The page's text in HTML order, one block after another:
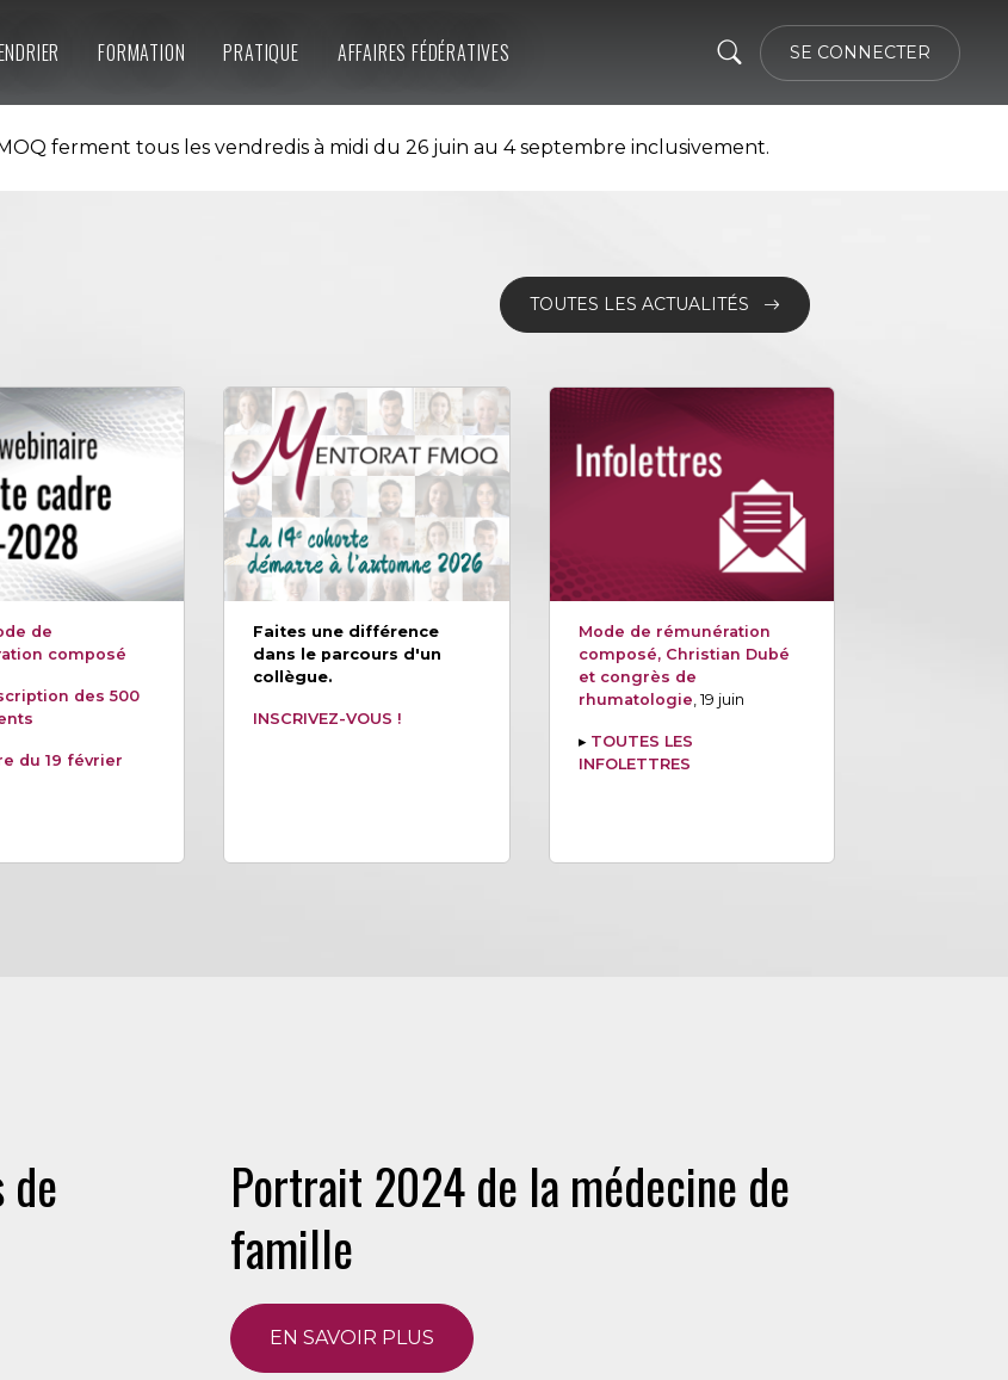
SE CONNECTER
FORMATION PRATIQUE AFFAIRES FÉDÉRATIVES
ferment tous les vendredis à midi du 26 juin au 4 septembre inclusivement.
TOUTES LES ACTUALITÉS
de
composé
des 500
du 19 février
Faites une différence
dans le parcours d'un
collègue.
INSCRIVEZ-VOUS !
Mode de rémunération
composé, Christian Dubé
et congrès de
rhumatologie , 19 juin
▸ TOUTES LES
INFOLETTRES
Portrait 2024 de la médecine de
famille
EN SAVOIR PLUS